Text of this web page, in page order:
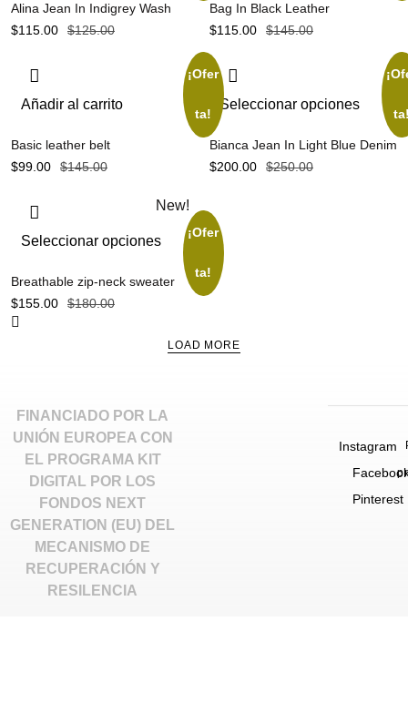
Alina Jean In Indigrey Wash
$125.00
$115.00
Bag In Black Leather
$145.00
$115.00
¡Ofer
ta!
Añadir al carrito
Basic leather belt
$145.00
$99.00
Seleccionar opciones
Bianca Jean In Light Blue Denim
$250.00
$200.00
New!
¡Ofer
ta!
Seleccionar opciones
Breathable zip-neck sweater
$180.00
$155.00
LOAD MORE
FINANCIADO POR LA
UNIÓN EUROPEA CON
EL PROGRAMA KIT
DIGITAL POR LOS
FONDOS NEXT
GENERATION (EU) DEL
MECANISMO DE
RECUPERACIÓN Y
RESILENCIA
Instagram
Pinterest